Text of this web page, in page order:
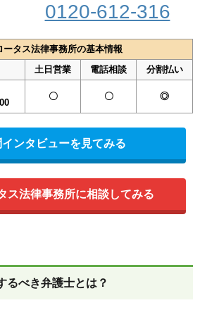
0120-612-316
ータス法律事務所の基本情報
土日営業 電話相談
分割払い
〇 〇 ◎
ンタビューを見てみる
ス法律事務所に相談してみる
るべき弁護士とは？